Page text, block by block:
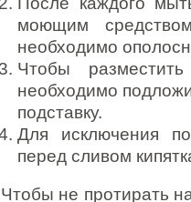
моющим
необходимо
Чтобы
необходимо
подставку.
Для исключения
перед сливом
Чтобы не протирать